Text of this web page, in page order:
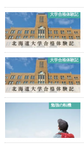
大学合格体験記
大学合格体験記
勉強の転機